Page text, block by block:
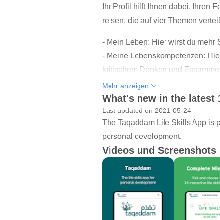
Ihr Profil hilft Ihnen dabei, Ihren
reisen, die auf vier Themen
- Mein Leben: Hier wirst du mehr
- Meine Lebenskompetenzen:
kritischem Denken und
- Make it Happen ist der Ort, an
und beim digitalen
- Moving Forward unterstützt Sie
Ihre Lebenskompetenzen
um die Chancen des Lebens
Diese kostenlose App wurde
Lebenskompetenzen -
Gesellschaft zu entwickeln.
Diese neue App wurde
Mehr anzeigen
What's new in the latest
Last updated on 2021-05-24
The Taqaddam Life Skills App is
personal development.
Videos und Screenshots